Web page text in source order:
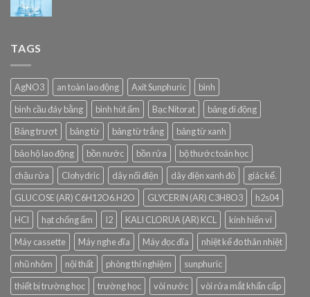
TAGS
AgNO3 an toàn lao động Axit Sunphuric
bình
bình cầu đáy bằng
bình hút ẩm Bạc Nitorat
bảng di động
Bảng trượt
bảng từ bảng từ trắng
bảng từ xanh
bảo hộ lao động
bồn nước bồn rửa
bộ thước toán học
chậu rửa
Clohydric dây nối điện dây điện xanh đỏ
giác kế.
GLUCOSE (AR) C6H12O6.H2O
GLYCERIN (AR) C3H8O3
h2s04
HCl
hạt chống ẩm I2 KALI CLORUA (AR) KCL
kính hiển vi
Máy cassette
Máy nghe đĩa Máy đọc đĩa
nhiệt kế đo thân nhiệt
nhũ nhôm
nội thất phòng thí nghiệm
sunphuric
thiết bị trường học
trường học vòi nước vòi rửa mắt khẩn cấp